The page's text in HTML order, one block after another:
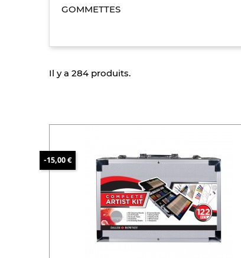
GOMMETTES
Il y a 284 produits.
-15,00 €